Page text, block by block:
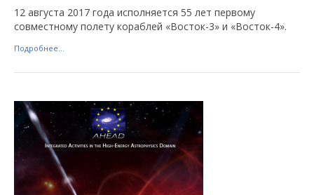
12 августа 2017 года исполняется 55 лет первому
совместному полету кораблей «Восток-3» и «Восток-4».
Подробнее...